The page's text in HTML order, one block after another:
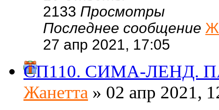
2133 Просмотры
Последнее сообщение
27 апр 2021, 17:05
СП110. СИМА-ЛЕНД.
Жанетта » 02 апр 2021,